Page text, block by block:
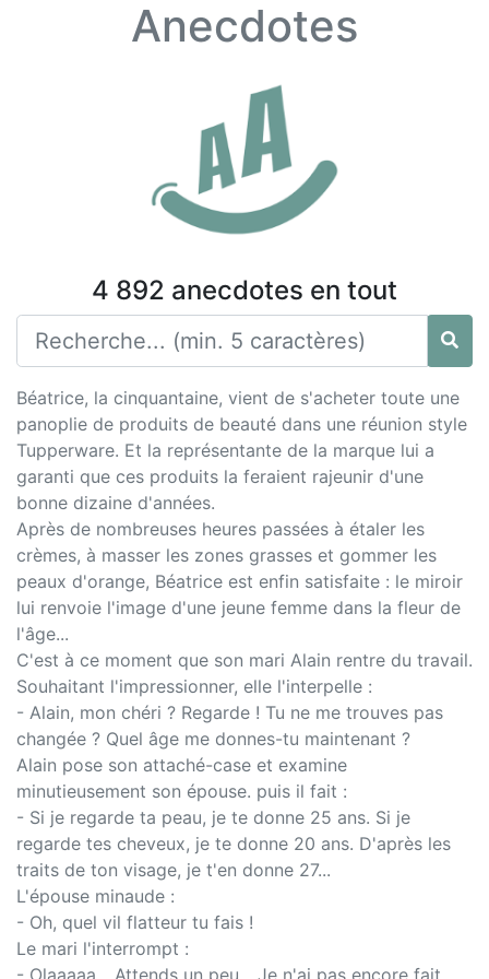
Anecdotes
4 892 anecdotes en tout
Béatrice, la cinquantaine, vient de s'acheter toute une
panoplie de produits de beauté dans une réunion style
Tupperware. Et la représentante de la marque lui a
garanti que ces produits la feraient rajeunir d'une
bonne dizaine d'années.
Après de nombreuses heures passées à étaler les
crèmes, à masser les zones grasses et gommer les
peaux d'orange, Béatrice est enfin satisfaite : le miroir
lui renvoie l'image d'une jeune femme dans la fleur de
l'âge...
C'est à ce moment que son mari Alain rentre du travail.
Souhaitant l'impressionner, elle l'interpelle :
- Alain, mon chéri ? Regarde ! Tu ne me trouves pas
changée ? Quel âge me donnes-tu maintenant ?
Alain pose son attaché-case et examine
minutieusement son épouse. puis il fait :
- Si je regarde ta peau, je te donne 25 ans. Si je
regarde tes cheveux, je te donne 20 ans. D'après les
traits de ton visage, je t'en donne 27...
L'épouse minaude :
- Oh, quel vil flatteur tu fais !
Le mari l'interrompt :
- Olaaaaa... Attends un peu... Je n'ai pas encore fait